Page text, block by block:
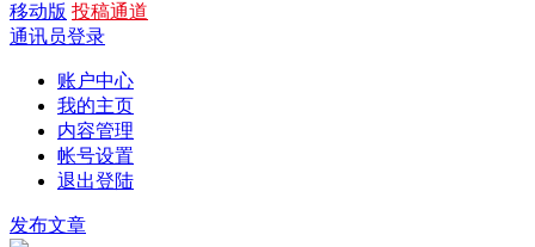
移动版 投稿通道
通讯员登录
账户中心
我的主页
内容管理
帐号设置
退出登陆
发布文章